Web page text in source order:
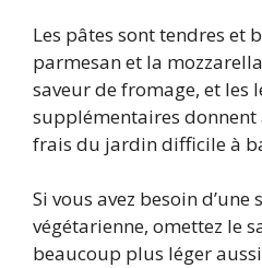
Les pâtes sont tendres et
parmesan et la
saveur de fromage, et les
supplémentaires donnent
frais du jardin difficile à
Si vous avez besoin d’une
végétarienne, omettez le
beaucoup plus léger